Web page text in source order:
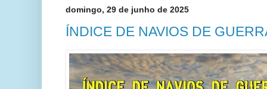
domingo, 29 de junho de 2025
ÍNDICE DE NAVIOS DE